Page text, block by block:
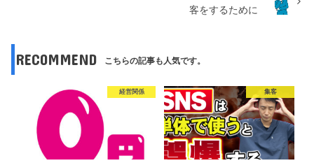
客をするために
RECOMMEND こちらの記事も人気です。
経営関係 集客